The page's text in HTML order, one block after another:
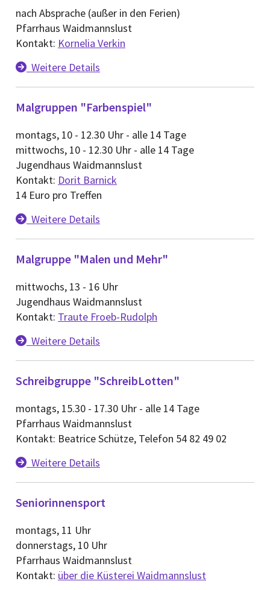
nach Absprache (außer in den Ferien)
Pfarrhaus Waidmannslust
Kontakt: Kornelia Verkin
 Weitere Details
Malgruppen "Farbenspiel"
montags, 10 - 12.30 Uhr - alle 14 Tage
mittwochs, 10 - 12.30 Uhr - alle 14 Tage
Jugendhaus Waidmannslust
Kontakt: Dorit Barnick
14 Euro pro Treffen
 Weitere Details
Malgruppe "Malen und Mehr"
mittwochs, 13 - 16 Uhr
Jugendhaus Waidmannslust
Kontakt: Traute Froeb-Rudolph
 Weitere Details
Schreibgruppe "SchreibLotten"
montags, 15.30 - 17.30 Uhr - alle 14 Tage
Pfarrhaus Waidmannslust
Kontakt: Beatrice Schütze, Telefon 54 82 49 02
 Weitere Details
Seniorinnensport
montags, 11 Uhr
donnerstags, 10 Uhr
Pfarrhaus Waidmannslust
Kontakt: über die Küsterei Waidmannslust